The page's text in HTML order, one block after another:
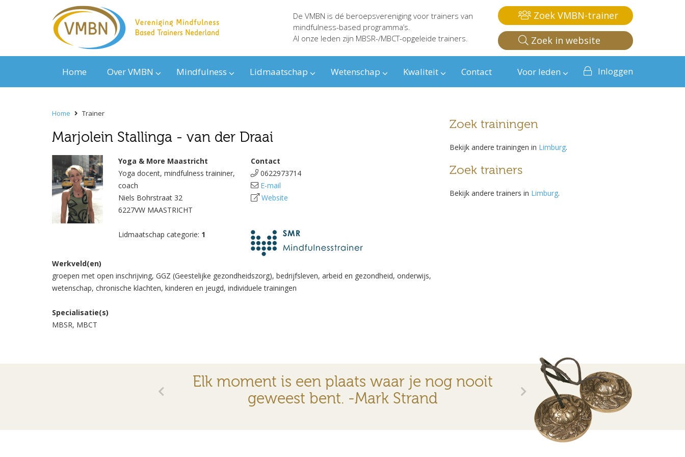
De VMBN is dé beroepsvereniging voor trainers van
mindfulness-based programma’s.
Al onze leden zijn MBSR-/MBCT-opgeleide trainers.
Zoek VMBN-trainer
Zoek in website
Home Over VMBN Mindfulness Lidmaatschap Wetenschap Kwaliteit Contact Voor leden Inloggen
Home Trainer
Marjolein Stallinga - van der Draai
Yoga & More Maastricht
Yoga docent, mindfulness traininer,
coach
Niels Bohrstraat 32
6227VW MAASTRICHT
Lidmaatschap categorie: 1
Contact
0622973714
E-mail
Website
Werkveld(en)
groepen met open inschrijving, GGZ (Geestelijke gezondheidszorg), bedrijfsleven, arbeid en gezondheid, onderwijs,
wetenschap, chronische klachten, kinderen en jeugd, individuele trainingen
Specialisatie(s)
MBSR, MBCT
Zoek trainingen
Bekijk andere trainingen in Limburg.
Zoek trainers
Bekijk andere trainers in Limburg.
Elk moment is een plaats waar je nog nooit
geweest bent. -Mark Strand